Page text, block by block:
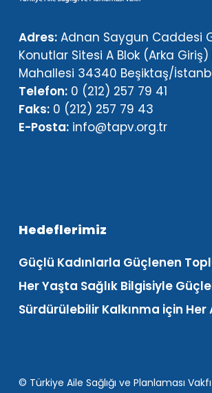
Adres:Adnan Saygun Caddesi
Konutlar Sitesi A Blok (Arka
Mahallesi 34340 Beşiktaş/
Telefon: 0 (212) 257 79 41
Faks:0 (212) 257 79 43
E-Posta: info@tapv.org.tr
Hedeflerimiz
Güçlü Kadınlarla Güçlenen
Her Yaşta Sağlık Bilgisiyle
Sürdürülebilir Kalkınma için Her
© Türkiye Aile Sağlığı ve Planlaması